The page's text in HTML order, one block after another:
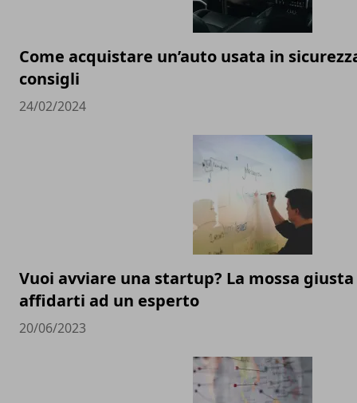
Come acquistare un’auto usata in
consigli
24/02/2024
Vuoi avviare una startup? La mossa
affidarti ad un esperto
20/06/2023